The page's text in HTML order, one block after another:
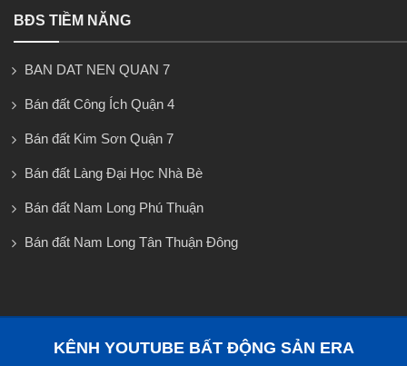
BĐS TIỀM NĂNG
BAN DAT NEN QUAN 7
Bán đất Công Ích Quận 4
Bán đất Kim Sơn Quận 7
Bán đất Làng Đại Học Nhà Bè
Bán đất Nam Long Phú Thuận
Bán đất Nam Long Tân Thuận Đông
KÊNH YOUTUBE BẤT ĐỘNG SẢN ERA